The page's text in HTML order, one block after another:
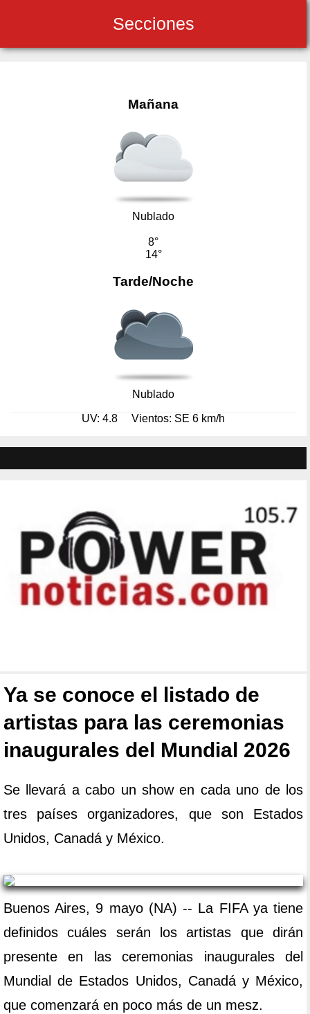
Secciones
Mañana
Nublado
8°
14°
Tarde/Noche
Nublado
UV: 4.8 Vientos: SE 6 km/h
Ya se conoce el listado de
artistas para las ceremonias
inaugurales del Mundial 2026
Se llevará a cabo un show en cada uno de los
tres países organizadores, que son Estados
Unidos, Canadá y México.
Buenos Aires, 9 mayo (NA) -- La FIFA ya tiene
definidos cuáles serán los artistas que dirán
presente en las ceremonias inaugurales del
Mundial de Estados Unidos, Canadá y México,
que comenzará en poco más de un mesz.